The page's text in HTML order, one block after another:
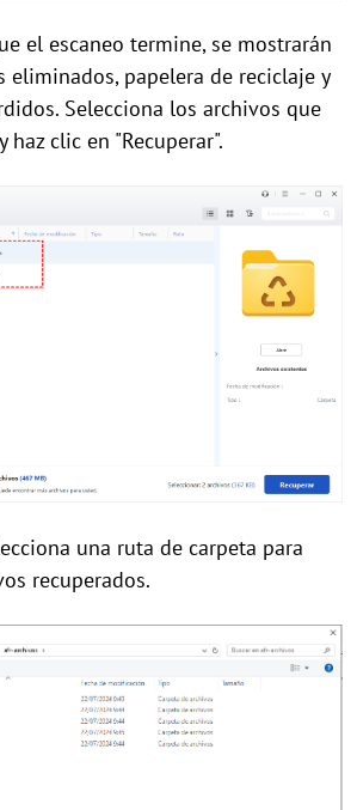
el escaneo termine, se mostrarán
eliminados, papelera de reciclaje y
Selecciona los archivos que
haz clic en "Recuperar".
una ruta de carpeta para
recuperados.